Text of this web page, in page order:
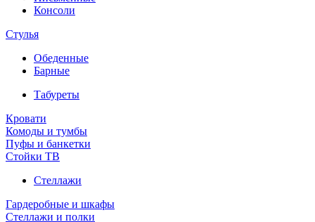
Консоли
Стулья
Обеденные
Барные
Табуреты
Кровати
Комоды и тумбы
Пуфы и банкетки
Стойки ТВ
Стеллажи
Гардеробные и шкафы
Стеллажи и полки